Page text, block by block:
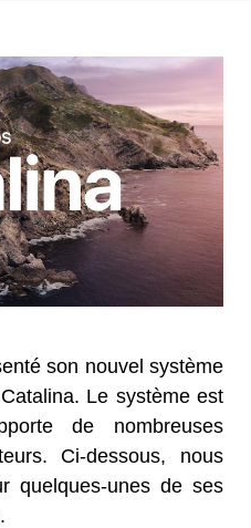
son nouvel système
Le système est
de nombreuses
Ci-dessous, nous
quelques-unes de ses